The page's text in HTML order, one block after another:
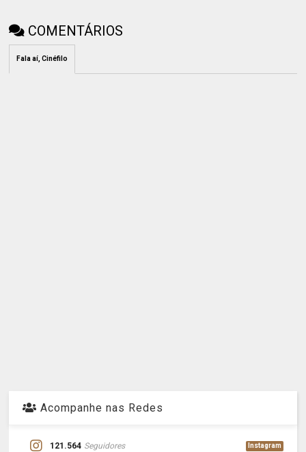
COMENTÁRIOS
Fala aí, Cinéfilo
Acompanhe nas Redes
121.564 Seguidores Instagram